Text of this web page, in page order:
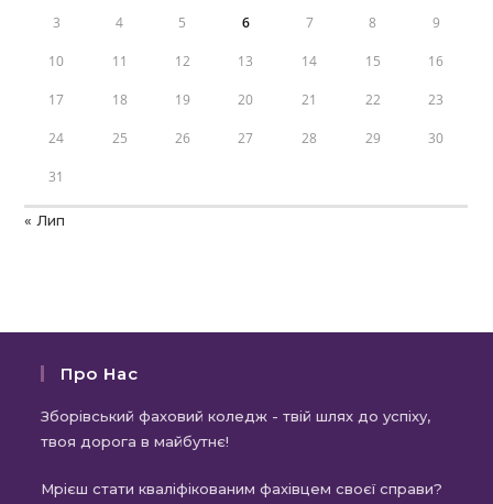
3 4 5 6 7 8 9
10 11 12 13 14 15 16
17 18 19 20 21 22 23
24 25 26 27 28 29 30
31
« Лип
Про Нас
Зборівський фаховий коледж - твій шлях до успіху,
твоя дорога в майбутнє!
Мрієш стати кваліфікованим фахівцем своєї справи?